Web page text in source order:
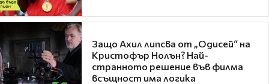
Защо Ахил липсва от „Одисей“ на
Кристофър Нолън? Най-
странното решение във филма
всъщност има логика